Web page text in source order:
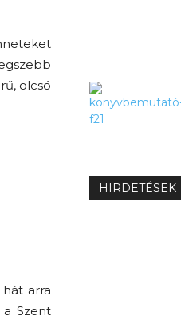
olcsó
arra
Szent
HIRDETÉSEK